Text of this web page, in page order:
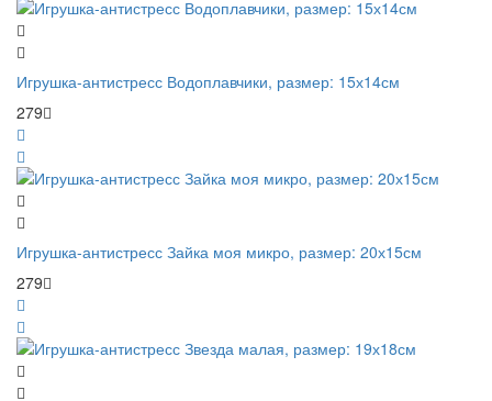
Игрушка-антистресс Водоплавчики, размер: 15х14см
279
Игрушка-антистресс Зайка моя микро, размер: 20х15см
279